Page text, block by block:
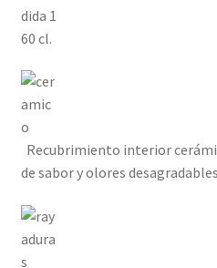
60 cl.
Recubrimiento interior
de sabor y olores